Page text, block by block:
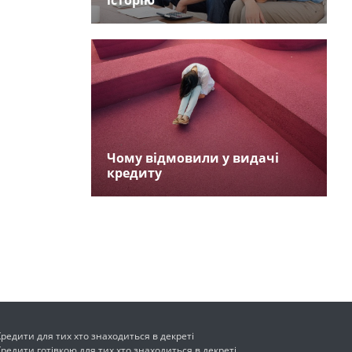
Чому відмовили у видачі
кредиту
для тих хто знаходиться в декреті